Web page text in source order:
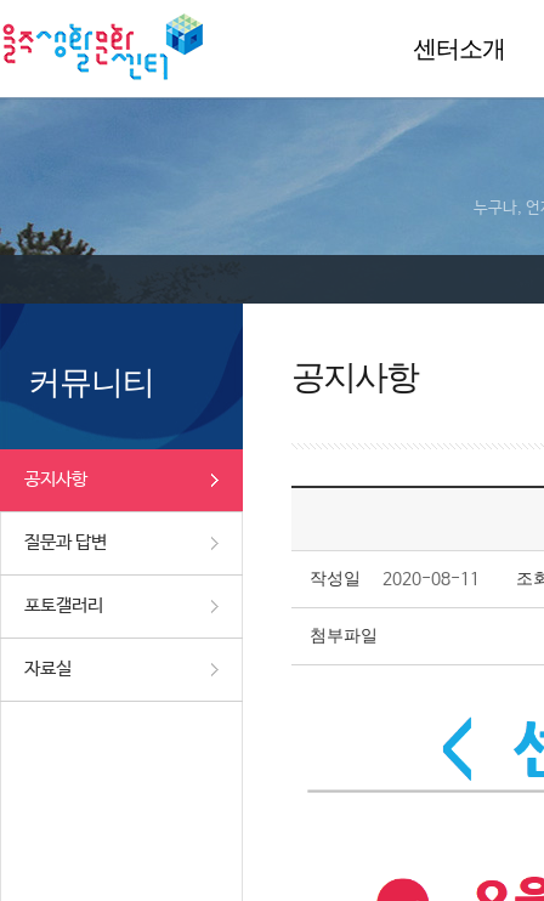
센터소개
누구나, 언
커뮤니티
공지사항
질문과 답변
포토갤러리
자료실
공지사항
작성일 2020-08-11 조
첨부파일